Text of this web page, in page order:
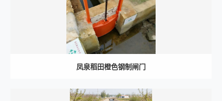
凤泉稻田橙色钢制闸门